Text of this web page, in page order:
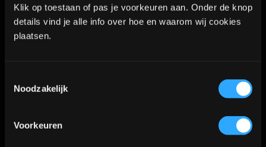
Klik op toestaan of pas je voorkeuren aan. Onder de knop
details vind je alle info over hoe en waarom wij cookies
plaatsen.
Noodzakelijk
Voorkeuren
aanraakt en gebruik een milde,
ongeparfumeerde zeep om
een schone handdoek en vermijd
genezing kan verstoren. Dit is echt